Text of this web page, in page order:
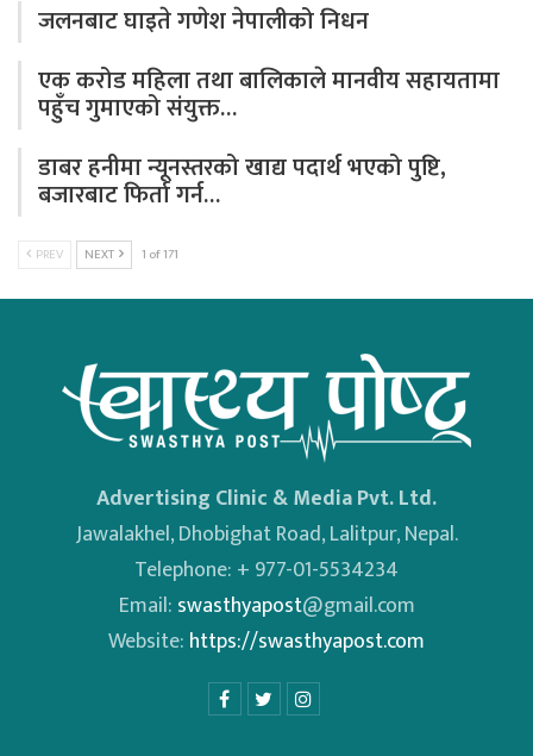
जलनबाट घाइते गणेश नेपालीको निधन
एक करोड महिला तथा बालिकाले मानवीय सहायतामा
पहुँच गुमाएको संयुक्त…
डाबर हनीमा न्यूनस्तरको खाद्य पदार्थ भएको पुष्टि,
बजारबाट फिर्ता गर्न…
PREV NEXT 1 of 171
Advertising Clinic & Media Pvt. Ltd.
Jawalakhel, Dhobighat Road, Lalitpur, Nepal.
Telephone: + 977-01-5534234
Email: swasthyapost@gmail.com
Website: https://swasthyapost.com